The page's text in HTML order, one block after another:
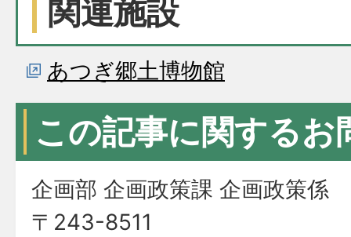
関連施設
あつぎ郷土博物館
この記事に関するお
企画部 企画政策課 企画政策係
〒243-8511